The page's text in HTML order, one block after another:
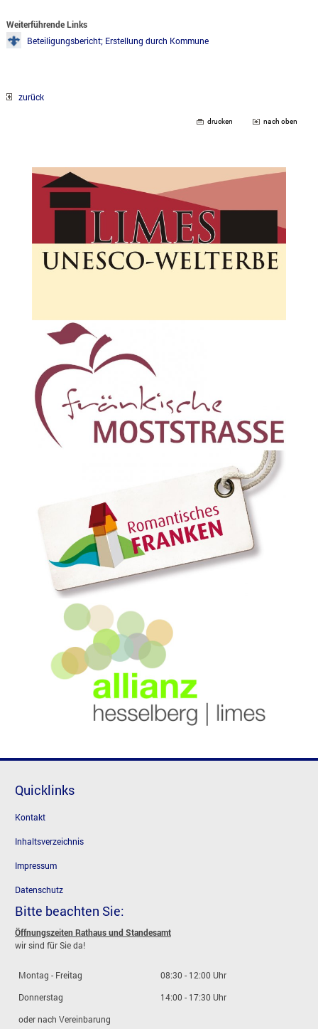
Weiterführende Links
Beteiligungsbericht; Erstellung durch Kommune
zurück
drucken nach oben
Quicklinks
Kontakt
Inhaltsverzeichnis
Impressum
Datenschutz
Bitte beachten Sie:
Öffnungszeiten Rathaus und Standesamt
wir sind für Sie da!
Montag - Freitag
08:30 - 12:00 Uhr
Donnerstag
14:00 - 17:30 Uhr
oder nach Vereinbarung